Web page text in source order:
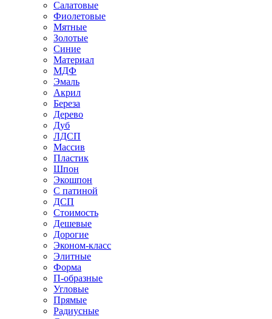
Салатовые
Фиолетовые
Мятные
Золотые
Синие
Материал
МДФ
Эмаль
Акрил
Береза
Дерево
Дуб
ЛДСП
Массив
Пластик
Шпон
Экошпон
С патиной
ДСП
Стоимость
Дешевые
Дорогие
Эконом-класс
Элитные
Форма
П-образные
Угловые
Прямые
Радиусные